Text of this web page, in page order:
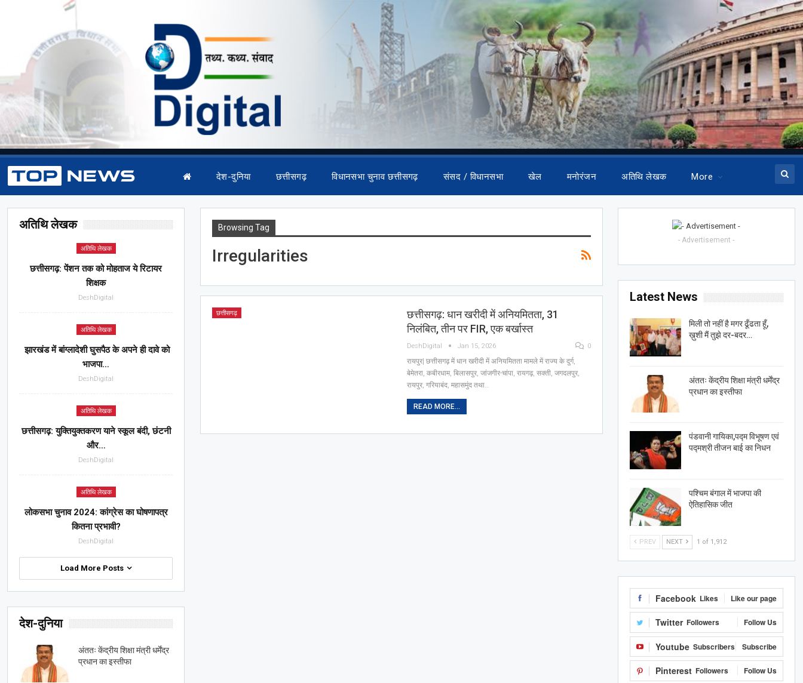
देश-दुनिया छत्तीसगढ़ विधानसभा चुनाव छत्तीसगढ़ संसद / विधानसभा खेल मनोरंजन अतिथि लेखक More
Browsing Tag
Irregularities
छत्तीसगढ़
छत्तीसगढ़: धान खरीदी में अनियमितता, 31
निलंबित, तीन पर FIR, एक बर्खास्त
DeshDigital Jan 15, 2026 0
रायपुर| छत्तीसगढ़ में धान खरीदी में अनियमितता मामले में राज्य के दुर्ग,
बेमेतरा, कबीरधाम, बिलासपुर, जांजगीर-चांपा, रायगढ़, सक्ती, जगदलपुर,
रायपुर, गरियाबंद, महासमुंद तथा…
READ MORE...
- Advertisement -
Latest News
मिली तो नहीं है मगर ढूँढता हूँ,
ख़ुशी मैं तुझे दर-बदर…
अंततः केंद्रीय शिक्षा मंत्री धर्मेंद्र
प्रधान का इस्तीफा
पंडवानी गायिका,पद्म विभूषण एवं
पद्मश्री तीजन बाई का निधन
पश्चिम बंगाल में भाजपा की
ऐतिहासिक जीत
PREV NEXT 1 of 1,912
Facebook Likes Like our page
Twitter Followers Follow Us
Youtube Subscribers Subscribe
Pinterest Followers Follow Us
अतिथि लेखक
अतिथि लेखक
छत्तीसगढ़: पेंशन तक को मोहताज ये रिटायर
शिक्षक
DeshDigital
अतिथि लेखक
झारखंड में बांग्लादेशी घुसपैठ के अपने ही दावे को
भाजपा…
DeshDigital
अतिथि लेखक
छत्तीसगढ़: युक्तियुक्तकरण याने स्कूल बंदी, छंटनी
और…
DeshDigital
अतिथि लेखक
लोकसभा चुनाव 2024: कांग्रेस का घोषणापत्र
कितना प्रभावी?
DeshDigital
Load More Posts
देश-दुनिया
अंततः केंद्रीय शिक्षा मंत्री धर्मेंद्र
प्रधान का इस्तीफा